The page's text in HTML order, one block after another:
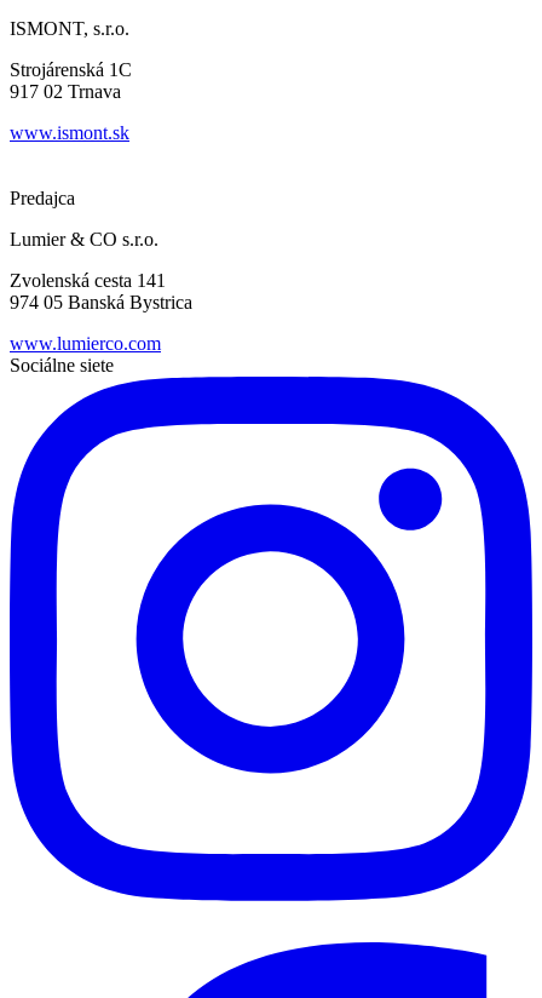
ISMONT, s.r.o.
Strojárenská 1C
917 02 Trnava
www.ismont.sk
Predajca
Lumier & CO s.r.o.
Zvolenská cesta 141
974 05 Banská Bystrica
www.lumierco.com
Sociálne siete